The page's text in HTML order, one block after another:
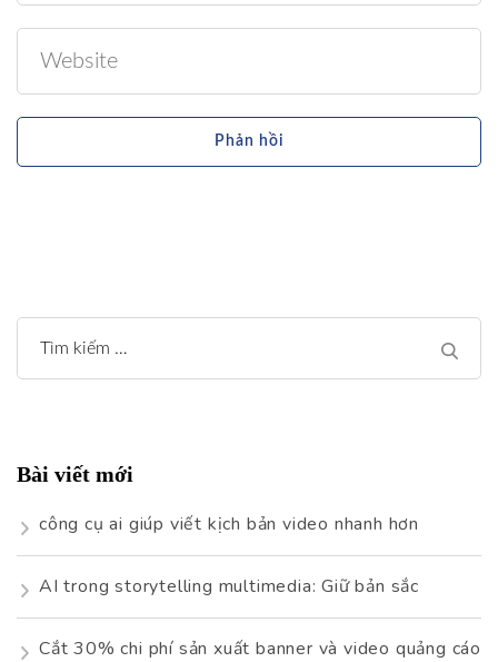
Tìm
kiếm
Bài viết mới
công cụ ai giúp viết kịch bản video nhanh hơn
AI trong storytelling multimedia: Giữ bản sắc
Cắt 30% chi phí sản xuất banner và video quảng cáo